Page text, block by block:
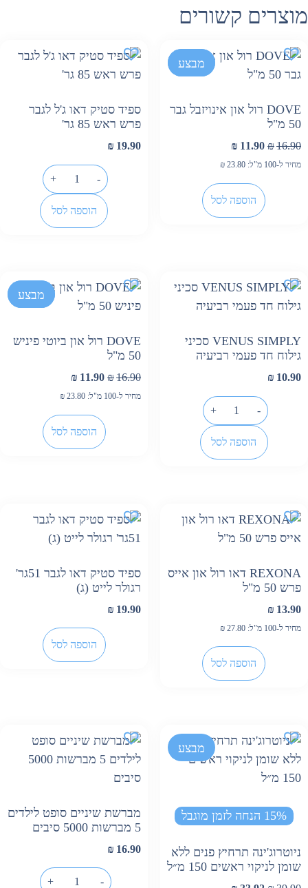
קשורים
-30%
מבצע
DOVE רול און אינויזבל גבר
50 מ"ל
₪ 16.90
₪ 11.90
מחיר ל-100 מ"ל: ₪ 23.80
הוספה לסל
ספיד סטיק דאו ג'ל לגבר
פרש ראש 85 גר'
₪ 19.90
-
+
הוספה לסל
VENUS SIMPLY סכיני
גילוח חד פעמי רביעיה
₪ 10.90
-
+
הוספה לסל
-30%
מבצע
DOVE רול און ביוטי פיניש
50 מ"ל
₪ 16.90
₪ 11.90
מחיר ל-100 מ"ל: ₪ 23.80
הוספה לסל
REXONA דאו רול און אייס
פרש 50 מ"ל
₪ 13.90
מחיר ל-100 מ"ל: ₪ 27.80
הוספה לסל
ספיד סטיק דאו לגבר 51גר'
רגולר לייט (ג)
₪ 19.90
הוספה לסל
מבצע
15% הנחה לזמן מוגבל
ניוטרוג'ינה תרחיץ פנים ללא
שומן לניקוי ראשים 150 מ״ל
מברשת שיניים סופט לילדים
5 מברשות 5000 סיבים
₪ 16.90
-
+